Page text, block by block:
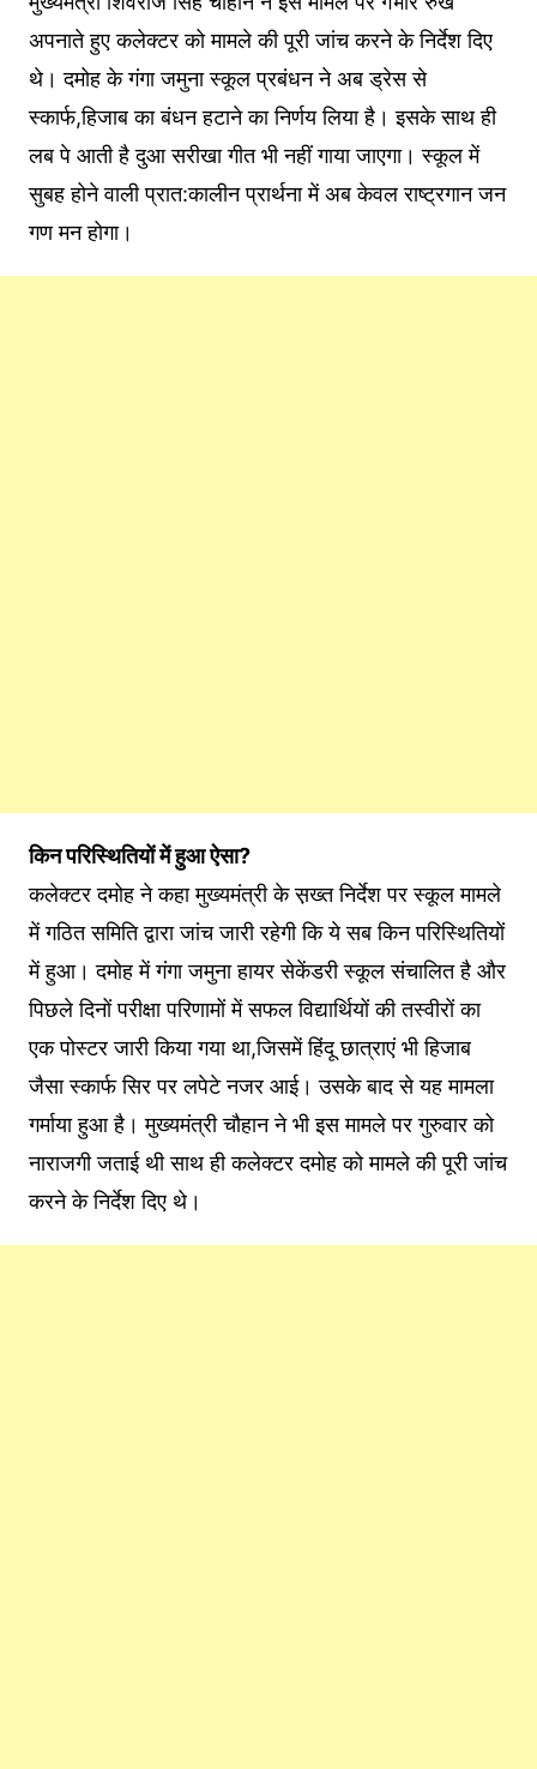
अपनाते हुए कलेक्टर को मामले की पूरी जांच करने के निर्देश दिए
थे। दमोह के गंगा जमुना स्कूल प्रबंधन ने अब ड्रेस से
स्कार्फ,हिजाब का बंधन हटाने का निर्णय लिया है। इसके साथ ही
लब पे आती है दुआ सरीखा गीत भी नहीं गाया जाएगा। स्कूल में
सुबह होने वाली प्रात:कालीन प्रार्थना में अब केवल राष्ट्रगान जन
गण मन होगा।
किन परिस्थितियों में हुआ ऐसा?
कलेक्टर दमोह ने कहा मुख्यमंत्री के स़ख्त निर्देश पर स्कूल मामले
में गठित समिति द्वारा जांच जारी रहेगी कि ये सब किन परिस्थितियों
में हुआ। दमोह में गंगा जमुना हायर सेकेंडरी स्कूल संचालित है और
पिछले दिनों परीक्षा परिणामों में सफल विद्यार्थियों की तस्वीरों का
एक पोस्टर जारी किया गया था,जिसमें हिंदू छात्राएं भी हिजाब
जैसा स्कार्फ सिर पर लपेटे नजर आई। उसके बाद से यह मामला
गर्माया हुआ है। मुख्यमंत्री चौहान ने भी इस मामले पर गुरुवार को
नाराजगी जताई थी साथ ही कलेक्टर दमोह को मामले की पूरी जांच
करने के निर्देश दिए थे।